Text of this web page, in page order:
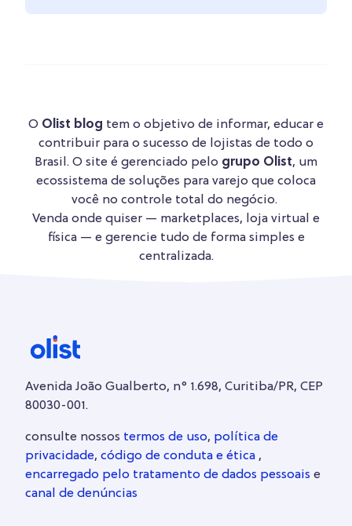
O Olist blog tem o objetivo de informar, educar e
contribuir para o sucesso de lojistas de todo o
Brasil. O site é gerenciado pelo grupo Olist, um
ecossistema de soluções para varejo que coloca
você no controle total do negócio.
Venda onde quiser — marketplaces, loja virtual e
física — e gerencie tudo de forma simples e
centralizada.
Avenida João Gualberto, n° 1.698, Curitiba/PR, CEP
80030-001.
consulte nossos termos de uso, política de
privacidade, código de conduta e ética ,
encarregado pelo tratamento de dados pessoais e
canal de denúncias